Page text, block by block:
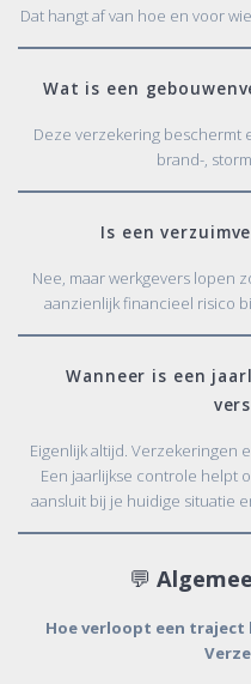
Dat hangt af van hoe en voor
Wat is een
Deze verzekering
brand-,
Is een
Nee, maar werkgevers lopen
aanzienlijk financieel risico
Wanneer is een
Eigenlijk altijd. Verzekeringen
Een jaarlijkse controle helpt
aansluit bij je huidige situatie
💬
Hoe verloopt een traject